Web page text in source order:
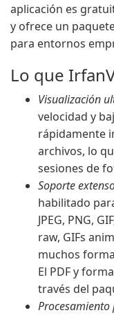
aplicación es
y ofrece un
para entornos
Lo que
Visualización
velocidad y
rápidamente
archivos, lo
sesiones de
Soporte
habilitado
JPEG, PNG,
raw, GIFs
muchos
El PDF y
través del
Procesamiento